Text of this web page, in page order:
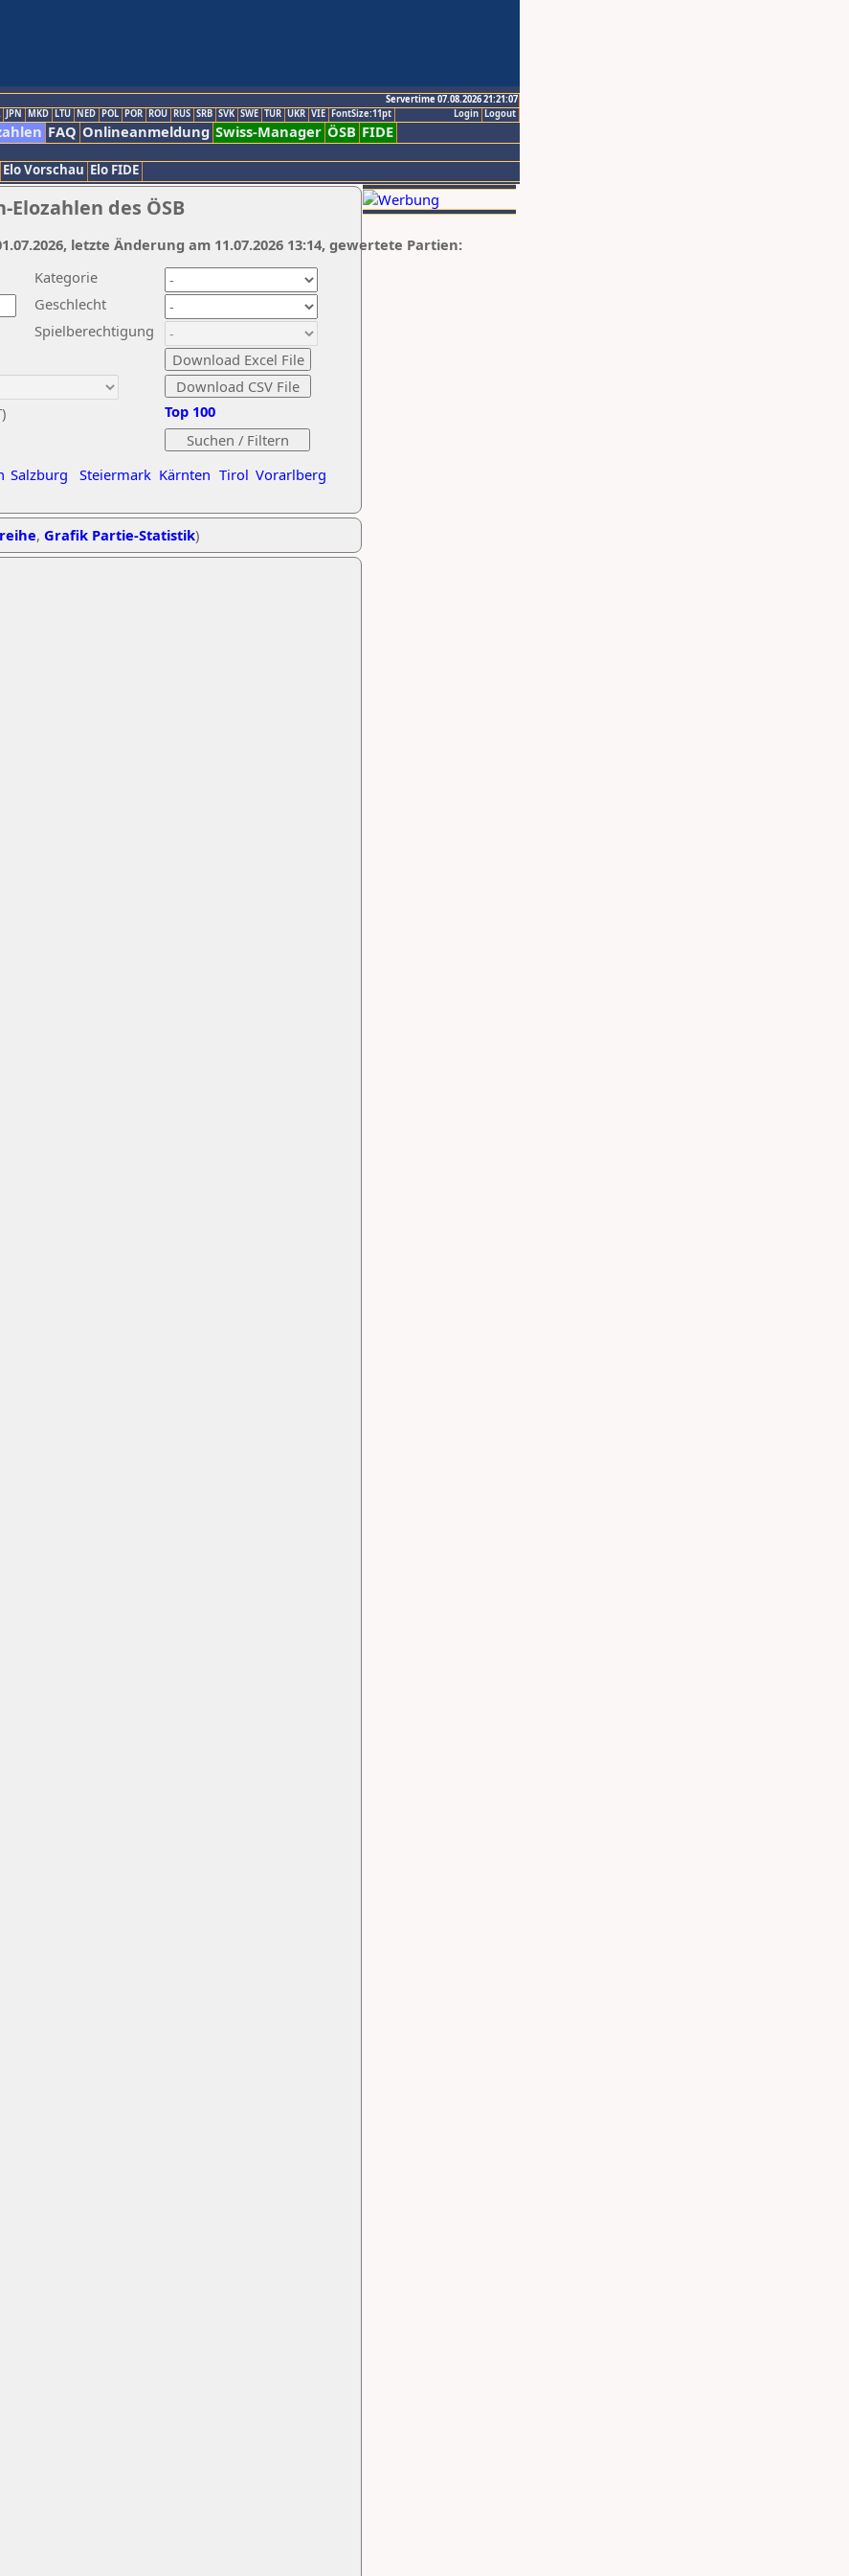
Servertime 07.08.2026 21:21:07
Logout
Login
JPN MKD LTU NED POL POR ROU RUS SRB SVK SWE TUR UKR VIE FontSize:11pt
FAQ Onlineanmeldung Swiss-Manager ÖSB FIDE
Elo Vorschau Elo FIDE
des ÖSB
Kategorie
Geschlecht
Spielberechtigung
Salzburg Steiermark Kärnten Tirol Vorarlberg
Top 100
letzte Änderung am 11.07.2026 13:14, gewertete Partien:
, Grafik Partie-Statistik)